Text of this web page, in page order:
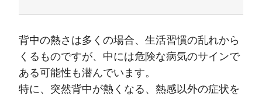
背中の熱さは多くの場合、生活習慣の乱れから
くるものですが、中には危険な病気のサインで
ある可能性も潜んでいます。
特に、突然背中が熱くなる、熱感以外の症状を